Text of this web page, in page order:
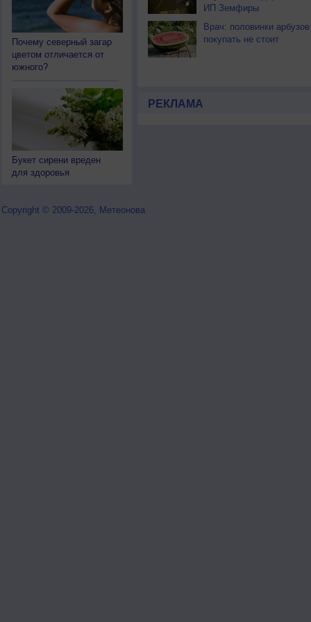
Почему северный загар
цветом отличается от
южного?
Букет сирени вреден
для здоровья
ИП Земфиры
Врач: половинки арбузов
покупать не стоит
РЕКЛАМА
Copyright © 2009-2026, Метеонова